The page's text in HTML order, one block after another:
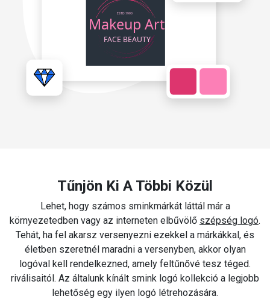
Tűnjön Ki A Többi Közül
Lehet, hogy számos sminkmárkát láttál már a
környezetedben vagy az interneten elbűvölő szépség logó.
Tehát, ha fel akarsz versenyezni ezekkel a márkákkal, és
életben szeretnél maradni a versenyben, akkor olyan
logóval kell rendelkezned, amely feltűnővé tesz téged.
riválisaitól. Az általunk kínált smink logó kollekció a legjobb
lehetőség egy ilyen logó létrehozására.